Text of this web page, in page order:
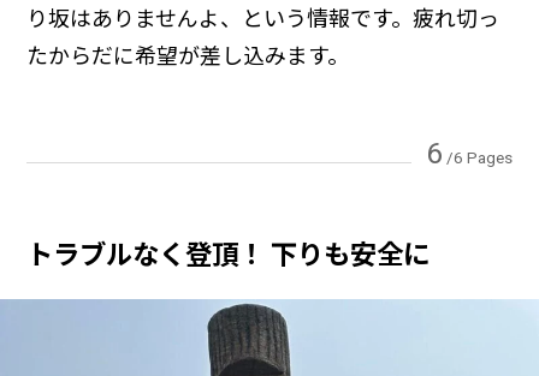
り坂はありませんよ、という情報です。疲れ切っ
たからだに希望が差し込みます。
6 /6 Pages
トラブルなく登頂！ 下りも安全に